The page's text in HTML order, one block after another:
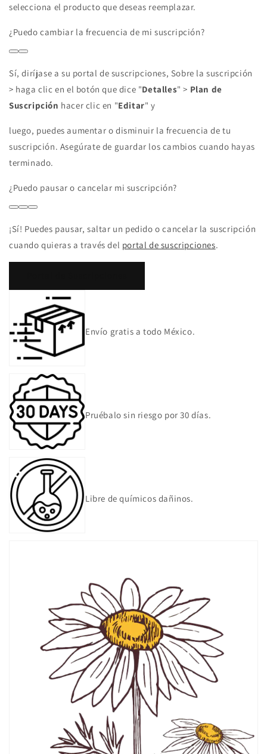
selecciona el producto que deseas reemplazar.
¿Puedo cambiar la frecuencia de mi suscripción?
Sí, diríjase a su portal de suscripciones, Sobre la suscripción
> haga clic en el botón que dice "Detalles" > Plan de
Suscripción hacer clic en "Editar" y
luego, puedes aumentar o disminuir la frecuencia de tu
suscripción. Asegúrate de guardar los cambios cuando hayas
terminado.
¿Puedo pausar o cancelar mi suscripción?
¡Sí! Puedes pausar, saltar un pedido o cancelar la suscripción
cuando quieras a través del portal de suscripciones.
Envío gratis a todo México.
Pruébalo sin riesgo por 30 días.
Libre de químicos dañinos.